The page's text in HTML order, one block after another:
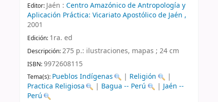
Editor: Jaén : Centro Amazónico de Antropología y
Aplicación Práctica: Vicariato Apostólico de Jaén ,
2001
Edición: 1ra. ed
Descripción:275 p.: ilustraciones, mapas ; 24 cm
ISBN:9972608115
Tema(s): Pueblos Indígenas | Religión
|
Practica Religiosa
| Bagua -- Perú | Jaén --
Perú